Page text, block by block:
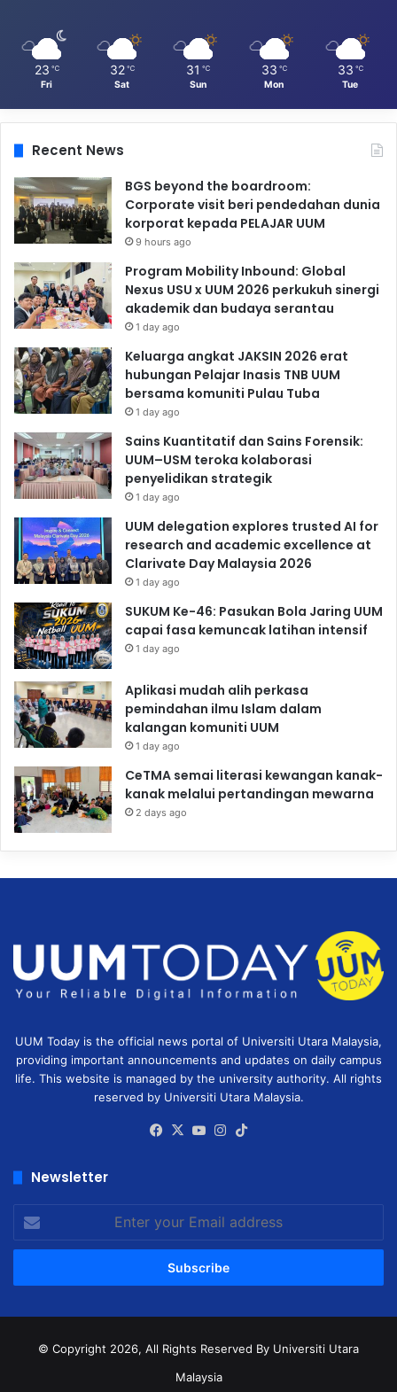
23 ℃
Fri
32 ℃
Sat
31 ℃
Sun
33 ℃
Mon
33 ℃
Tue
Recent News
BGS beyond the boardroom:
Corporate visit beri pendedahan dunia
korporat kepada PELAJAR UUM
9 hours ago
Program Mobility Inbound: Global
Nexus USU x UUM 2026 perkukuh sinergi
akademik dan budaya serantau
1 day ago
Keluarga angkat JAKSIN 2026 erat
hubungan Pelajar Inasis TNB UUM
bersama komuniti Pulau Tuba
1 day ago
Sains Kuantitatif dan Sains Forensik:
UUM–USM teroka kolaborasi
penyelidikan strategik
1 day ago
UUM delegation explores trusted AI for
research and academic excellence at
Clarivate Day Malaysia 2026
1 day ago
SUKUM Ke-46: Pasukan Bola Jaring UUM
capai fasa kemuncak latihan intensif
1 day ago
Aplikasi mudah alih perkasa
pemindahan ilmu Islam dalam
kalangan komuniti UUM
1 day ago
CeTMA semai literasi kewangan kanak-
kanak melalui pertandingan mewarna
2 days ago
UUM Today is the official news portal of Universiti Utara Malaysia,
providing important announcements and updates on daily campus
life. This website is managed by the university authority. All rights
reserved by Universiti Utara Malaysia.
Facebook
X YouTubeInstagram
Newsletter
Enter
your
Email
© Copyright 2026, All Rights Reserved By Universiti Utara
Malaysia